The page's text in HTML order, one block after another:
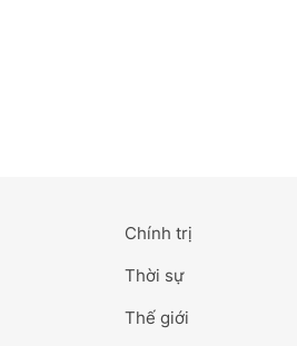
Chính trị
Thời sự
Thế giới